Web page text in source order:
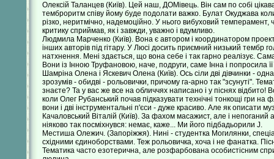
Олексій Таланцев (Київ). Цей наш, ДОМівець. Він сам по собі
темброритм співу йому буде подолати важко. Булат Окуджава
різко, неритмічно, надемоційно. У нього вибуховий
критику сприймав, як і завжди, уважно і вдумливо.
Людмила Марченко (Київ). Вона є автором і координатором
інших авторів під гітару. У Люсі досить приємний низький
натхнення. Мені здається, що вона себе і так гарно реалізує.
Вони із Інною Труфановою, наче, подруги, саме Інна і попросила
Шамріна Олена і Яскевич Олена (Київ). Ось сіли дві дівчинки -
зрозумів - обидві - рольовички, причому га-арно так "зсунуті".
знаєте? Та у вас же все на обличчях написано і у піснях
коли Олег Рубанський почав підказувати технічні тонкощі гри
вони і дві інструментальні п'єси - дуже красиво. Але як описати
Качаловський Віталій (Київ). За фахом масажист, але і непоганий
ніяково так посміхнувся: немає, каже... Ми його підбадьорили J.
Местиша Олежич. (Запоріжжя). Нині - студентка Могилянки,
східними єдиноборствами. Теж рольовичка, хоча і не фанатка.
Тематика часто езотерична, але розфарбована особистісним